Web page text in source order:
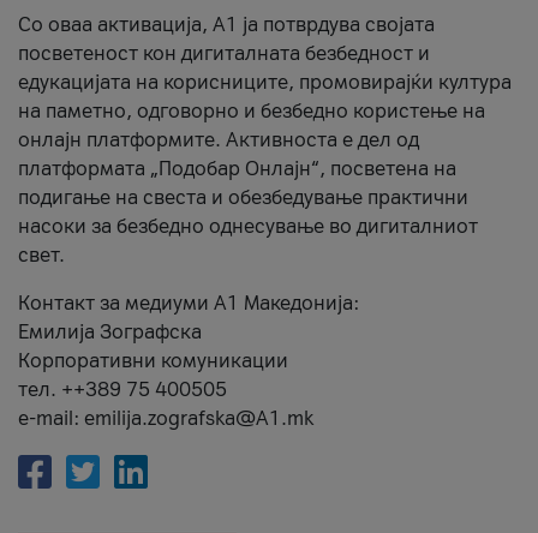
Со оваа активација, А1 ја потврдува својата
посветеност кон дигиталната безбедност и
едукацијата на корисниците, промовирајќи култура
на паметно, одговорно и безбедно користење на
онлајн платформите. Активноста е дел од
платформата „Подобар Онлајн“, посветена на
подигање на свеста и обезбедување практични
насоки за безбедно однесување во дигиталниот
свет.
Контакт за медиуми А1 Македонија:
Емилија Зографска
Корпоративни комуникации
тел. ++389 75 400505
e-mail: emilija.zografska@A1.mk